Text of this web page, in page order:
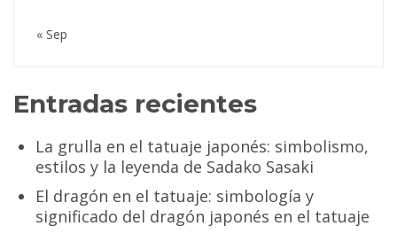
« Sep
Entradas recientes
La grulla en el tatuaje japonés: simbolismo,
estilos y la leyenda de Sadako Sasaki
El dragón en el tatuaje: simbología y
significado del dragón japonés en el tatuaje